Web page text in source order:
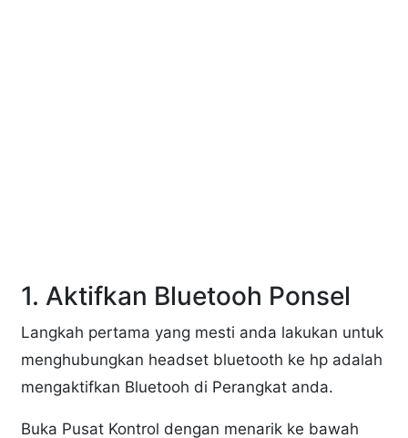
1. Aktifkan Bluetooh Ponsel
Langkah pertama yang mesti anda lakukan untuk
menghubungkan headset bluetooth ke hp adalah
mengaktifkan Bluetooh di Perangkat anda.
Buka Pusat Kontrol dengan menarik ke bawah